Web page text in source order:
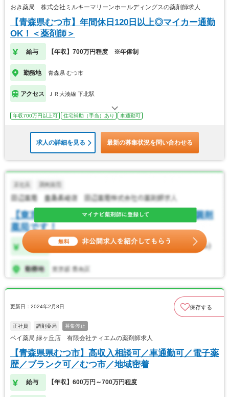
おき薬局 株式会社ミルキーマリーンホールディングスの薬剤師求人
【青森県むつ市】年間休日120日以上◎マイカー通勤
OK！＜薬剤師＞
給与 【年収】700万円程度 ※年俸制
勤務地 青森県 むつ市
アクセス ＪＲ大湊線 下北駅
年収700万円以上可 住宅補助（手当）あり 車通勤可
求人の詳細を見る 最新の募集状況を問い合わせる
更新日：2024年2月8日 保存する
正社員 調剤薬局 募集停止
ベイ薬局 緑ヶ丘店 有限会社ティエムの薬剤師求人
【青森県県むつ市】高収入相談可／車通勤可／電子薬
歴／ブランク可／むつ市／地域密着
給与 【年収】600万円～700万円程度